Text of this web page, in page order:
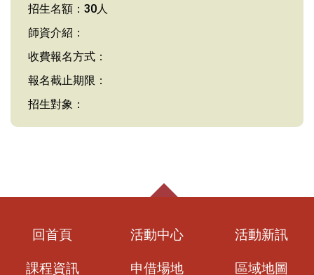
招生名額：30人
師資介紹：
收費報名方式：
報名截止期限：
招生對象：
回首頁 活動中心 活動新訊
課程資訊 申借場地 區域地圖